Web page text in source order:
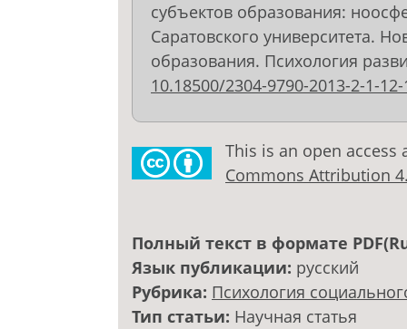
субъектов образования:
Саратовского университета.
образования. Психология
10.18500/2304-9790-2013-2-1-
This is an open
Commons Attribution
Полный текст в формате
Язык публикации: русский
Рубрика: Психология
Тип статьи: Научная статья